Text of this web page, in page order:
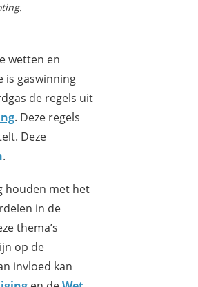
wetten en
is gaswinning
de regels uit
. Deze regels
Deze
.
houden met het
in de
thema’s
op de
invloed kan